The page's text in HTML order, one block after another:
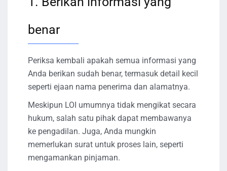
benar
Periksa kembali apakah semua informasi yang
Anda berikan sudah benar, termasuk detail kecil
seperti ejaan nama penerima dan alamatnya.
Meskipun LOI umumnya tidak mengikat secara
hukum, salah satu pihak dapat membawanya
ke pengadilan. Juga, Anda mungkin
memerlukan surat untuk proses lain, seperti
mengamankan pinjaman.